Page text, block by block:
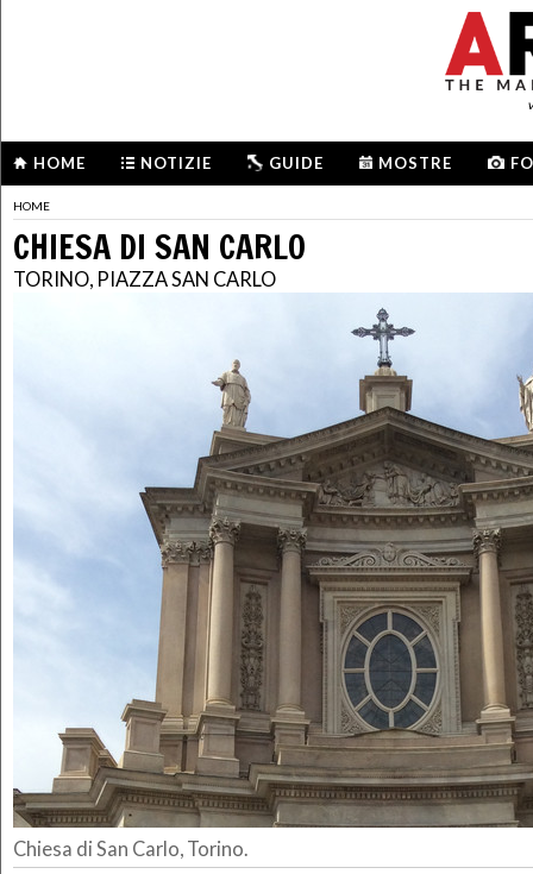
HOME NOTIZIE GUIDE MOSTRE
HOME
CHIESA DI SAN CARLO
TORINO, PIAZZA SAN CARLO
Chiesa di San Carlo, Torino.